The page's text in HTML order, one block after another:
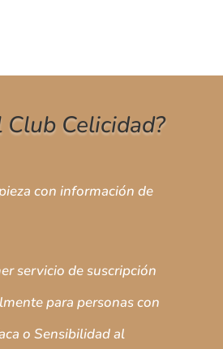
Club Celicidad?
con información de
servicio de suscripción
para personas con
o Sensibilidad al